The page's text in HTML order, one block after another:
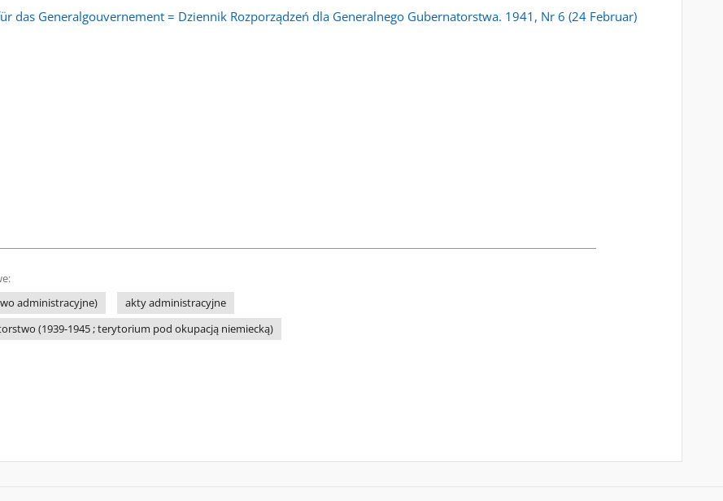
das Generalgouvernement = Dziennik Rozporządzeń dla Generalnego Gubernatorstwa. 1941, Nr 6 (24 Februar)
administracyjne)
akty administracyjne
(1939-1945 ; terytorium pod okupacją niemiecką)